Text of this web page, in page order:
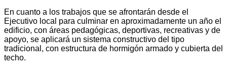
En cuanto a los trabajos que se afrontarán desde el
Ejecutivo local para culminar en aproximadamente un año el
edificio, con áreas pedagógicas, deportivas, recreativas y de
apoyo, se aplicará un sistema constructivo del tipo
tradicional, con estructura de hormigón armado y cubierta del
techo.